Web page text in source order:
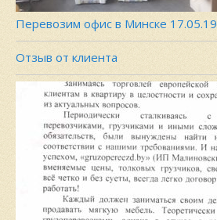
Перевозим офис в Минске 17.05.19
Отзыв от клиента